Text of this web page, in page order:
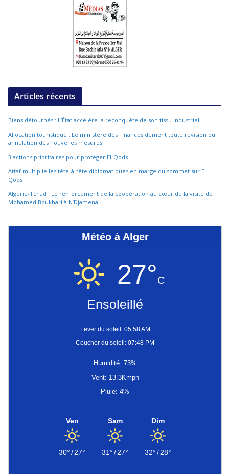
Articles récents
Biens détournés : L’État accélère la reconquête de son tissu industriel
Allocation touristique : Le ministère des Finances dément toute révision ou
annulation des nouvelles mesures
3 actions prioritaires pour protéger El-Qods
Attaf multiplie les tête-à-tête diplomatiques en marge du sommet sur El-
Qods
Algérie-Tchad : Le renforcement de la coopération au cœur de la visite de
Mohamed Boukhari à N’Djamena
Météo à Alger
27°C
Ensoleillé
Lever du soleil: 05:58 AM
Coucher du soleil: 07:48 PM
Humidité: 73%
Vent: 13.3Kmph
Pluie: 4%
Ven
30°/27°
Sam
31°/27°
Dim
32°/28°